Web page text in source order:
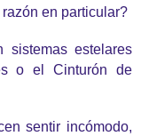
en particular?
sistemas estelares
o el Cinturón de
sentir incómodo,